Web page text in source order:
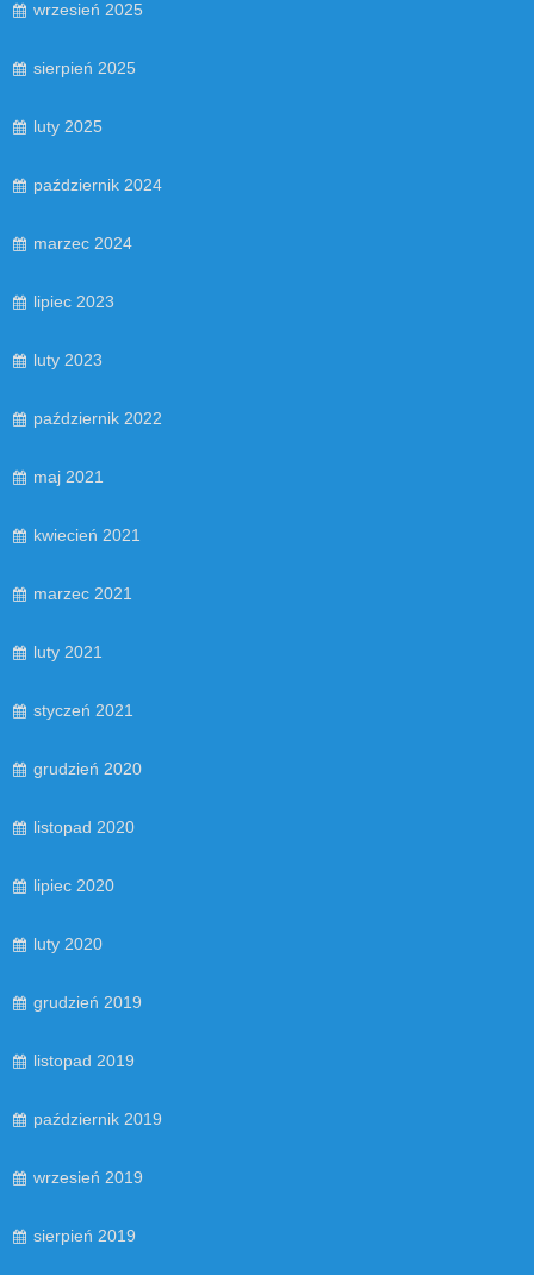
wrzesień 2025
sierpień 2025
luty 2025
październik 2024
marzec 2024
lipiec 2023
luty 2023
październik 2022
maj 2021
kwiecień 2021
marzec 2021
luty 2021
styczeń 2021
grudzień 2020
listopad 2020
lipiec 2020
luty 2020
grudzień 2019
listopad 2019
październik 2019
wrzesień 2019
sierpień 2019